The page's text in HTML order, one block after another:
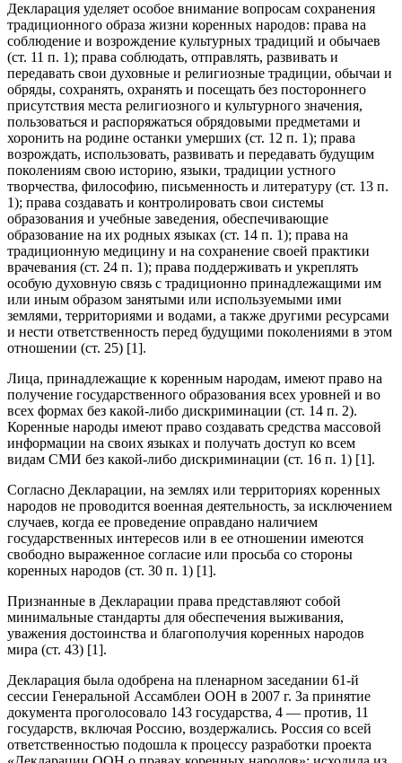
Декларация уделяет особое внимание вопросам сохранения
традиционного образа жизни коренных народов: права на
соблюдение и возрождение культурных традиций и обычаев
(ст. 11 п. 1); права соблюдать, отправлять, развивать и
передавать свои духовные и религиозные традиции, обычаи и
обряды, сохранять, охранять и посещать без постороннего
присутствия места религиозного и культурного значения,
пользоваться и распоряжаться обрядовыми предметами и
хоронить на родине останки умерших (ст. 12 п. 1); права
возрождать, использовать, развивать и передавать будущим
поколениям свою историю, языки, традиции устного
творчества, философию, письменность и литературу (ст. 13 п.
1); права создавать и контролировать свои системы
образования и учебные заведения, обеспечивающие
образование на их родных языках (ст. 14 п. 1); права на
традиционную медицину и на сохранение своей практики
врачевания (ст. 24 п. 1); права поддерживать и укреплять
особую духовную связь с традиционно принадлежащими им
или иным образом занятыми или используемыми ими
землями, территориями и водами, а также другими ресурсами
и нести ответственность перед будущими поколениями в этом
отношении (ст. 25) [1].
Лица, принадлежащие к коренным народам, имеют право на
получение государственного образования всех уровней и во
всех формах без какой-либо дискриминации (ст. 14 п. 2).
Коренные народы имеют право создавать средства массовой
информации на своих языках и получать доступ ко всем
видам СМИ без какой-либо дискриминации (ст. 16 п. 1) [1].
Согласно Декларации, на землях или территориях коренных
народов не проводится военная деятельность, за исключением
случаев, когда ее проведение оправдано наличием
государственных интересов или в ее отношении имеются
свободно выраженное согласие или просьба со стороны
коренных народов (ст. 30 п. 1) [1].
Признанные в Декларации права представляют собой
минимальные стандарты для обеспечения выживания,
уважения достоинства и благополучия коренных народов
мира (ст. 43) [1].
Декларация была одобрена на пленарном заседании 61-й
сессии Генеральной Ассамблеи ООН в 2007 г. За принятие
документа проголосовало 143 государства, 4 — против, 11
государств, включая Россию, воздержались. Россия со всей
ответственностью подошла к процессу разработки проекта